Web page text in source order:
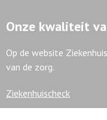
Onze kwaliteit
Op de website
van de zorg.
Ziekenhuischeck